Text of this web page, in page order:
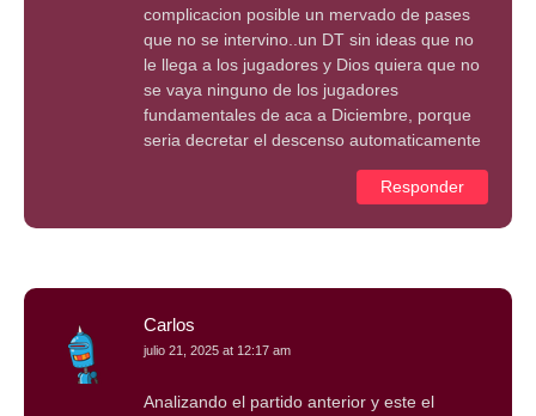
complicacion posible un mervado de pases
que no se intervino..un DT sin ideas que no
le llega a los jugadores y Dios quiera que no
se vaya ninguno de los jugadores
fundamentales de aca a Diciembre, porque
seria decretar el descenso automaticamente
Responder
Carlos
julio 21, 2025 at 12:17 am
Analizando el partido anterior y este el